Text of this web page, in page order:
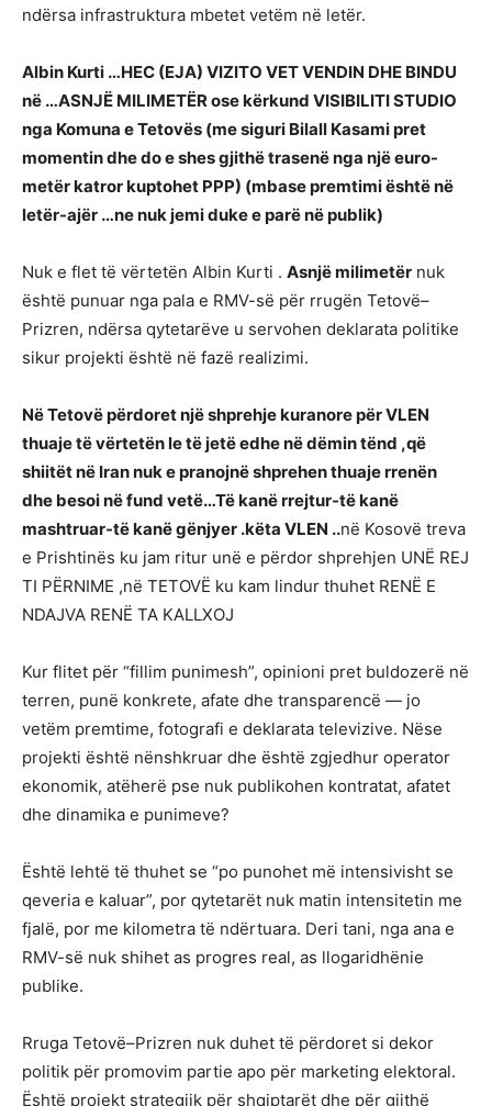
ndërsa infrastruktura mbetet vetëm në letër.
Albin Kurti …HEC (EJA) VIZITO VET VENDIN DHE BINDU
në …ASNJË MILIMETËR ose kërkund VISIBILITI STUDIO
nga Komuna e Tetovës (me siguri Bilall Kasami pret
momentin dhe do e shes gjithë trasenë nga një euro-
metër katror kuptohet PPP) (mbase premtimi është në
letër-ajër …ne nuk jemi duke e parë në publik)
Nuk e flet të vërtetën Albin Kurti . Asnjë milimetër nuk
është punuar nga pala e RMV-së për rrugën Tetovë–
Prizren, ndërsa qytetarëve u servohen deklarata politike
sikur projekti është në fazë realizimi.
Në Tetovë përdoret një shprehje kuranore për VLEN
thuaje të vërtetën le të jetë edhe në dëmin tënd ,që
shiitët në Iran nuk e pranojnë shprehen thuaje rrenën
dhe besoi në fund vetë…Të kanë rrejtur-të kanë
mashtruar-të kanë gënjyer .këta VLEN ..në Kosovë treva
e Prishtinës ku jam ritur unë e përdor shprehjen UNË REJ
TI PËRNIME ,në TETOVË ku kam lindur thuhet RENË E
NDAJVA RENË TA KALLXOJ
Kur flitet për “fillim punimesh”, opinioni pret buldozerë në
terren, punë konkrete, afate dhe transparencë — jo
vetëm premtime, fotografi e deklarata televizive. Nëse
projekti është nënshkruar dhe është zgjedhur operator
ekonomik, atëherë pse nuk publikohen kontratat, afatet
dhe dinamika e punimeve?
Është lehtë të thuhet se “po punohet më intensivisht se
qeveria e kaluar”, por qytetarët nuk matin intensitetin me
fjalë, por me kilometra të ndërtuara. Deri tani, nga ana e
RMV-së nuk shihet as progres real, as llogaridhënie
publike.
Rruga Tetovë–Prizren nuk duhet të përdoret si dekor
politik për promovim partie apo për marketing elektoral.
Është projekt strategjik për shqiptarët dhe për gjithë